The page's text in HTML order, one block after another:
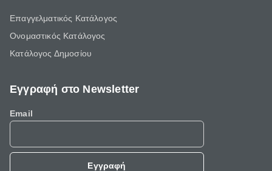
Επαγγελματικός Κατάλογος
Ονομαστικός Κατάλογος
Κατάλογος Δημοσίου
Εγγραφή στο Newsletter
Email
Εγγραφή